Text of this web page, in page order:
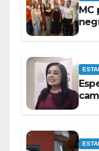
MC